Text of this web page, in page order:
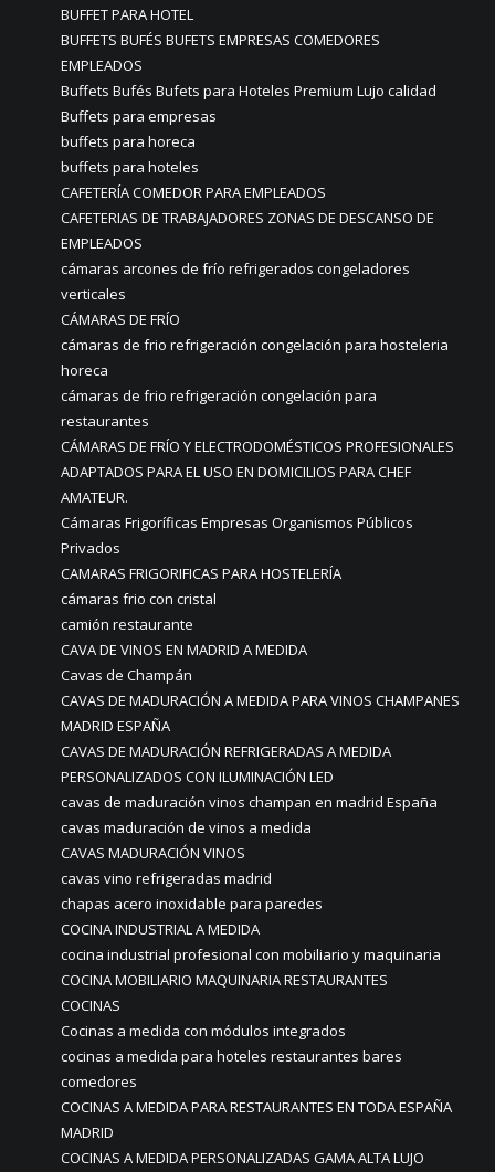
BUFFET PARA HOTEL
BUFFETS BUFÉS BUFETS EMPRESAS COMEDORES
EMPLEADOS
Buffets Bufés Bufets para Hoteles Premium Lujo calidad
Buffets para empresas
buffets para horeca
buffets para hoteles
CAFETERÍA COMEDOR PARA EMPLEADOS
CAFETERIAS DE TRABAJADORES ZONAS DE DESCANSO DE
EMPLEADOS
cámaras arcones de frío refrigerados congeladores
verticales
CÁMARAS DE FRÍO
cámaras de frio refrigeración congelación para hosteleria
horeca
cámaras de frio refrigeración congelación para
restaurantes
CÁMARAS DE FRÍO Y ELECTRODOMÉSTICOS PROFESIONALES
ADAPTADOS PARA EL USO EN DOMICILIOS PARA CHEF
AMATEUR.
Cámaras Frigoríficas Empresas Organismos Públicos
Privados
CAMARAS FRIGORIFICAS PARA HOSTELERÍA
cámaras frio con cristal
camión restaurante
CAVA DE VINOS EN MADRID A MEDIDA
Cavas de Champán
CAVAS DE MADURACIÓN A MEDIDA PARA VINOS CHAMPANES
MADRID ESPAÑA
CAVAS DE MADURACIÓN REFRIGERADAS A MEDIDA
PERSONALIZADOS CON ILUMINACIÓN LED
cavas de maduración vinos champan en madrid España
cavas maduración de vinos a medida
CAVAS MADURACIÓN VINOS
cavas vino refrigeradas madrid
chapas acero inoxidable para paredes
COCINA INDUSTRIAL A MEDIDA
cocina industrial profesional con mobiliario y maquinaria
COCINA MOBILIARIO MAQUINARIA RESTAURANTES
COCINAS
Cocinas a medida con módulos integrados
cocinas a medida para hoteles restaurantes bares
comedores
COCINAS A MEDIDA PARA RESTAURANTES EN TODA ESPAÑA
MADRID
COCINAS A MEDIDA PERSONALIZADAS GAMA ALTA LUJO